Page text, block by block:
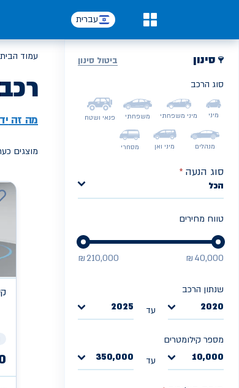
עברית
סינון ביטול סינון
סוג הרכב
מיני מיני משפחתי משפחתי פנאי ושטח
מנהלים מיני ואן מסחרי
סוג הנעה *
הכל
טווח מחירים
₪ 40,000
₪ 210,000
שנתון הרכב
2020
עד 2025
מספר קילומטרים
10,000
עד 350,000
עמוד הבית
מה זה
מוצגים